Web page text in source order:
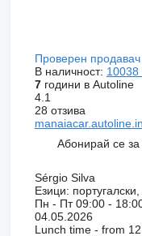
Проверен продавач
В наличност: 10038
7години в Autoline
4.1
28 отзива
Абонирай се
Sérgio Silva
Езици:
Пн - Пт09:00 -
04.05.2026
Lunch time - from